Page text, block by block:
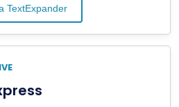
TextExpander